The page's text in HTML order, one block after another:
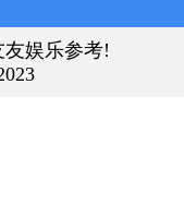
娱乐参考!